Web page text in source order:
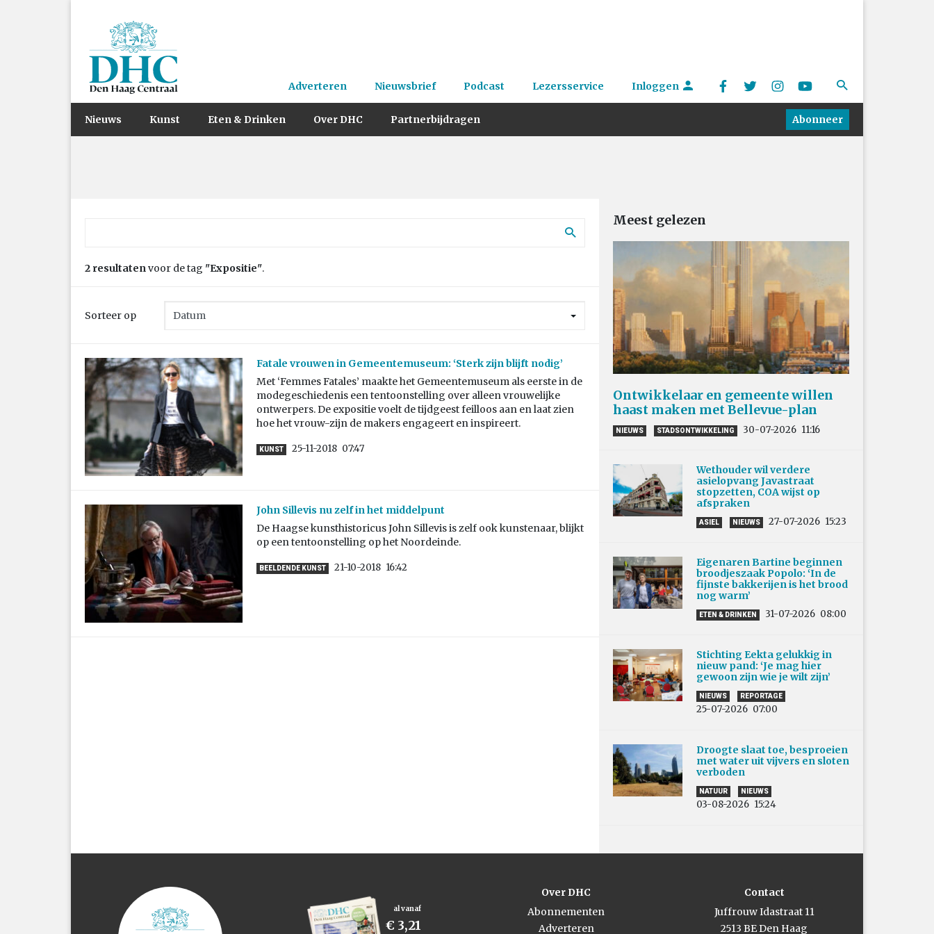
Adverteren Nieuwsbrief Podcast Lezersservice Inloggen
Nieuws Kunst Eten & Drinken Over DHC Partnerbijdragen Abonneer
2 resultatenvoor de tag "Expositie".
Sorteer op
Fatale vrouwen in Gemeentemuseum: ‘Sterk zijn blijft nodig’
Met ‘Femmes Fatales’ maakte het Gemeentemuseum als eerste in de
modegeschiedenis een tentoonstelling over alleen vrouwelijke
ontwerpers. De expositie voelt de tijdgeest feilloos aan en laat zien
hoe het vrouw-zijn de makers engageert en inspireert.
KUNST 25-11-2018 07:47
John Sillevis nu zelf in het middelpunt
De Haagse kunsthistoricus John Sillevis is zelf ook kunstenaar, blijkt
op een tentoonstelling op het Noordeinde.
BEELDENDE KUNST 21-10-2018 16:42
Meest gelezen
Ontwikkelaar en gemeente willen
haast maken met Bellevue-plan
NIEUWS STADSONTWIKKELING 30-07-2026 11:16
Wethouder wil verdere
asielopvang Javastraat
stopzetten, COA wijst op
afspraken
ASIEL NIEUWS 27-07-2026 15:23
Eigenaren Bartine beginnen
broodjeszaak Popolo: ‘In de
fijnste bakkerijen is het brood
nog warm’
ETEN & DRINKEN 31-07-2026 08:00
Stichting Eekta gelukkig in
nieuw pand: ‘Je mag hier
gewoon zijn wie je wilt zijn’
NIEUWS REPORTAGE
25-07-2026 07:00
Droogte slaat toe, besproeien
met water uit vijvers en sloten
verboden
NATUUR NIEUWS
03-08-2026 15:24
al vanaf
€ 3,21
Over DHC
Abonnementen
Adverteren
Contact
Juffrouw Idastraat 11
2513 BE Den Haag